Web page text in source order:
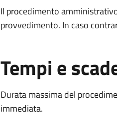
Il procedimento
provvedimento. In caso
Tempi e
Durata massima del
immediata.